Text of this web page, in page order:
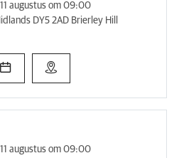
augustus om 09:00
DY5 2AD Brierley Hill
augustus om 09:00